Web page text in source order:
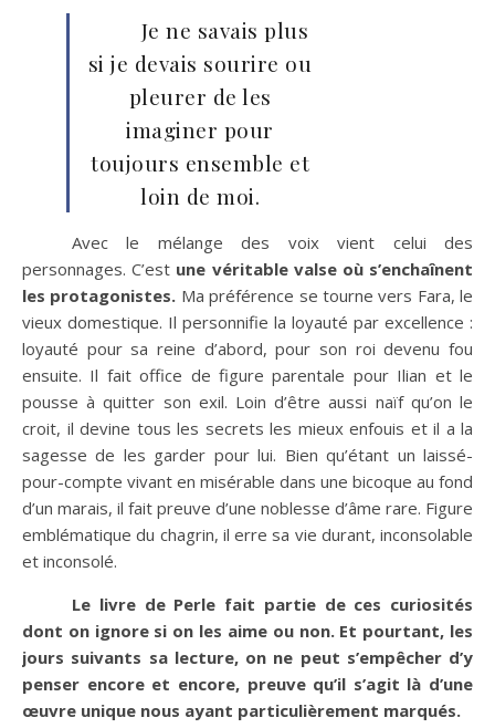
Je ne savais plus
si je devais sourire ou
pleurer de les
imaginer pour
toujours ensemble et
loin de moi.
Avec le mélange des voix vient celui des
personnages. C’est une véritable valse où s’enchaînent
les protagonistes. Ma préférence se tourne vers Fara, le
vieux domestique. Il personnifie la loyauté par excellence :
loyauté pour sa reine d’abord, pour son roi devenu fou
ensuite. Il fait office de figure parentale pour Ilian et le
pousse à quitter son exil. Loin d’être aussi naïf qu’on le
croit, il devine tous les secrets les mieux enfouis et il a la
sagesse de les garder pour lui. Bien qu’étant un laissé-
pour-compte vivant en misérable dans une bicoque au fond
d’un marais, il fait preuve d’une noblesse d’âme rare. Figure
emblématique du chagrin, il erre sa vie durant, inconsolable
et inconsolé.
Le livre de Perle fait partie de ces curiosités
dont on ignore si on les aime ou non. Et pourtant, les
jours suivants sa lecture, on ne peut s’empêcher d’y
penser encore et encore, preuve qu’il s’agit là d’une
œuvre unique nous ayant particulièrement marqués.